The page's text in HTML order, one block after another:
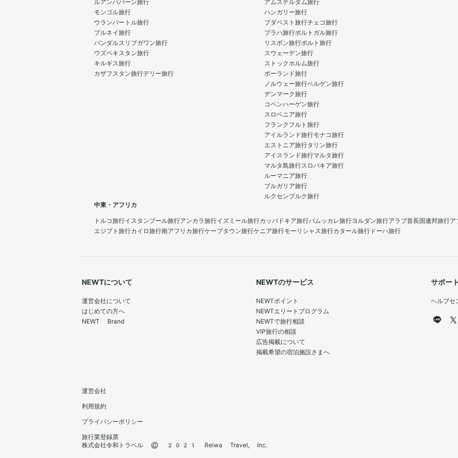
ルアンパバーン旅行
モンゴル旅行
ウランバートル旅行
ブルネイ旅行
バンダルスリブガワン旅行
ウズベキスタン旅行
キルギス旅行
カザフスタン旅行デリー旅行
アムステルダム旅行
ハンガリー旅行
ブダペスト旅行チェコ旅行
プラハ旅行ポルトガル旅行
リスボン旅行ポルト旅行
スウェーデン旅行
ストックホルム旅行
ポーランド旅行
ノルウェー旅行ベルゲン旅行
デンマーク旅行
コペンハーゲン旅行
スロベニア旅行
フランクフルト旅行
アイルランド旅行モナコ旅行
エストニア旅行タリン旅行
アイスランド旅行マルタ旅行
マルタ島旅行スロバキア旅行
ルーマニア旅行
ブルガリア旅行
ルクセンブルク旅行
中東・アフリカ
トルコ旅行イスタンブール旅行アンカラ旅行イズミール旅行カッパドキア旅行パムッカレ旅行ヨルダン旅行アラブ首長国連邦旅行ア
エジプト旅行カイロ旅行南アフリカ旅行ケープタウン旅行ケニア旅行モーリシャス旅行カタール旅行 ドーハ旅行
NEWTについて
運営会社について
はじめての方へ
NEWT Brand
NEWTのサービス
NEWTポイント
NEWTエリートプログラム
NEWTで旅行相談
VIP旅行の相談
広告掲載について
掲載希望の宿泊施設さまへ
サポー
ヘルプセ
運営会社
利用規約
プライバシーポリシー
旅行業登録票
株式会社令和トラベル © 2021 Reiwa Travel, Inc.